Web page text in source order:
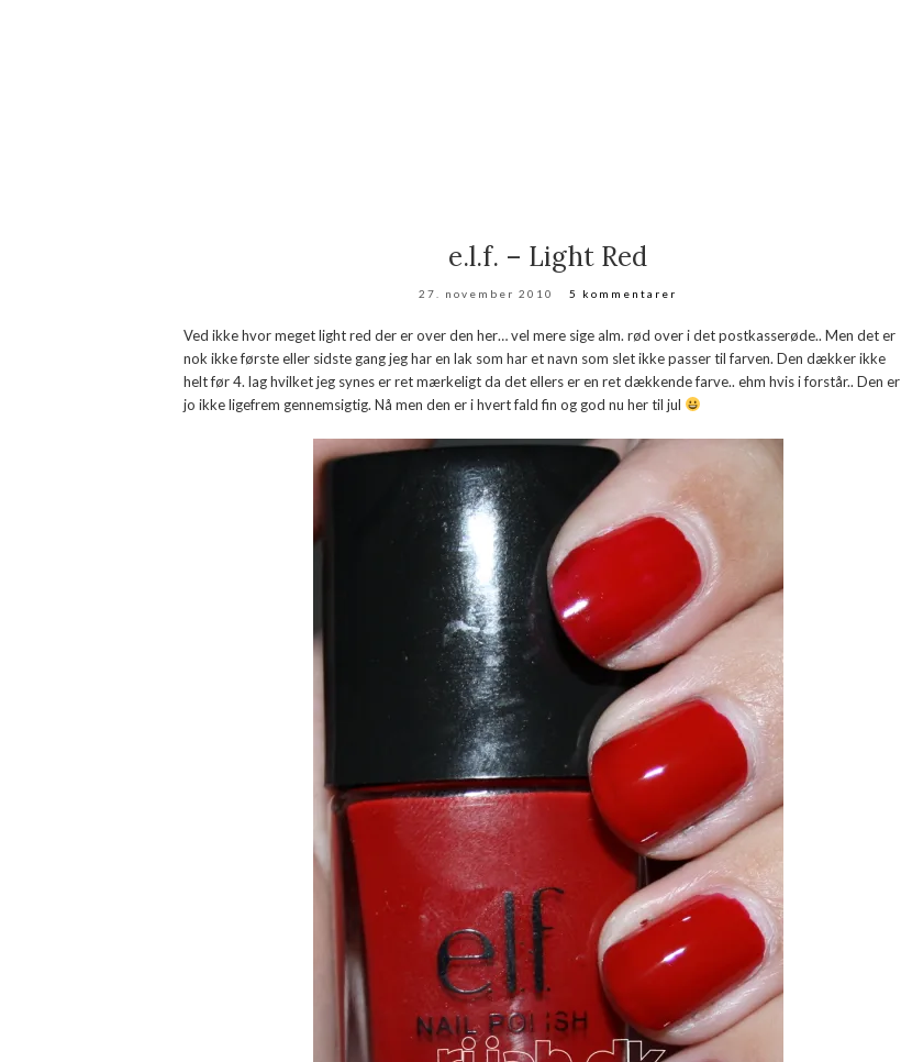
e.l.f. – Light Red
27. november 2010 5 kommentarer
Ved ikke hvor meget light red der er over den her… vel mere sige alm. rød over i det postkasserøde.. Men det er
nok ikke første eller sidste gang jeg har en lak som har et navn som slet ikke passer til farven. Den dækker ikke
helt før 4. lag hvilket jeg synes er ret mærkeligt da det ellers er en ret dækkende farve.. ehm hvis i forstår.. Den er
jo ikke ligefrem gennemsigtig. Nå men den er i hvert fald fin og god nu her til jul